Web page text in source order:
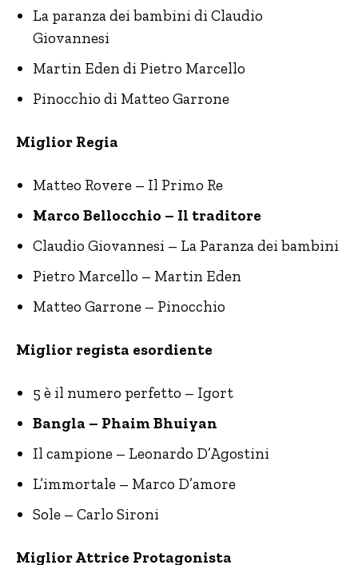
La paranza dei bambini di Claudio
Giovannesi
Martin Eden di Pietro Marcello
Pinocchio di Matteo Garrone
Miglior Regia
Matteo Rovere – Il Primo Re
Marco Bellocchio – Il traditore
Claudio Giovannesi – La Paranza dei bambini
Pietro Marcello – Martin Eden
Matteo Garrone – Pinocchio
Miglior regista esordiente
5 è il numero perfetto – Igort
Bangla – Phaim Bhuiyan
Il campione – Leonardo D’Agostini
L’immortale – Marco D’amore
Sole – Carlo Sironi
Miglior Attrice Protagonista